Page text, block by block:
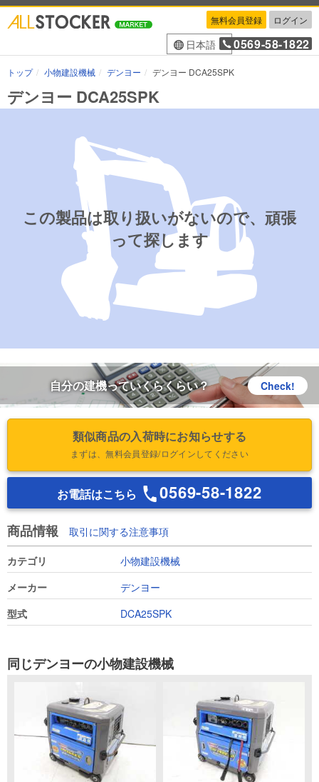
無料会員登録 ログイン
日本語 0569-58-1822
トップ 小物建設機械 デンヨー デンヨー DCA25SPK
デンヨー DCA25SPK
この製品は取り扱いがないので、頑張
って探します
自分の建機っていくらくらい？ Check!
類似商品の入荷時にお知らせする
まずは、無料会員登録/ログインしてください
お電話はこちら 0569-58-1822
商品情報 取引に関する注意事項
カテゴリ
小物建設機械
メーカー
デンヨー
型式
DCA25SPK
同じデンヨーの小物建設機械